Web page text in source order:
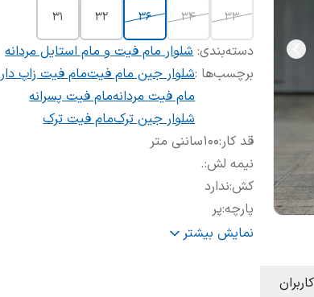
33
34
36
32
31
دسته‌بندی:شلوار مام فیت و مام استایل مردانه
برچسب‌ها :شلوار جین مام فیتمام فیت زاپ دار
مام فیت مردانهمام فیت پسرانه
شلوار جین ترکمام فیت ترک
قد کار:۱۰۰ساننی متر
نیمه لش:
.
کش:ندارد
پارچه:پر
نوع پارچه:جین پنبه سنگشور شدهنمایش بیشتر